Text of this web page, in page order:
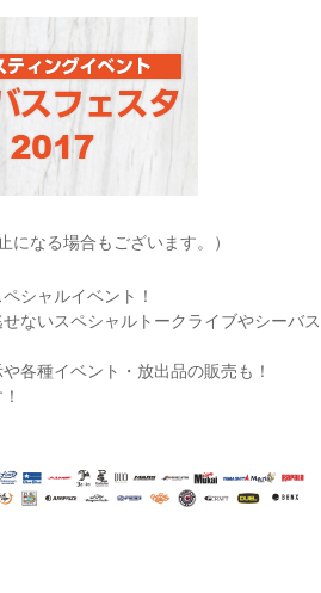
なる場合もございます。）
シャルイベント！
ないスペシャルトークライブやシーバス
各種イベント・放出品の販売も！